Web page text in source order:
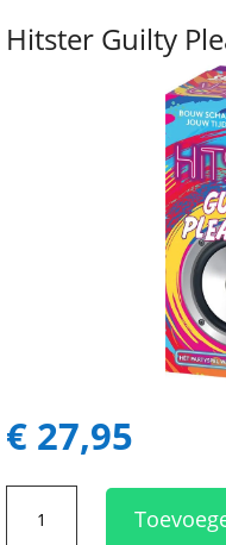
Hitster Guilty
€ 27,95
Guilty